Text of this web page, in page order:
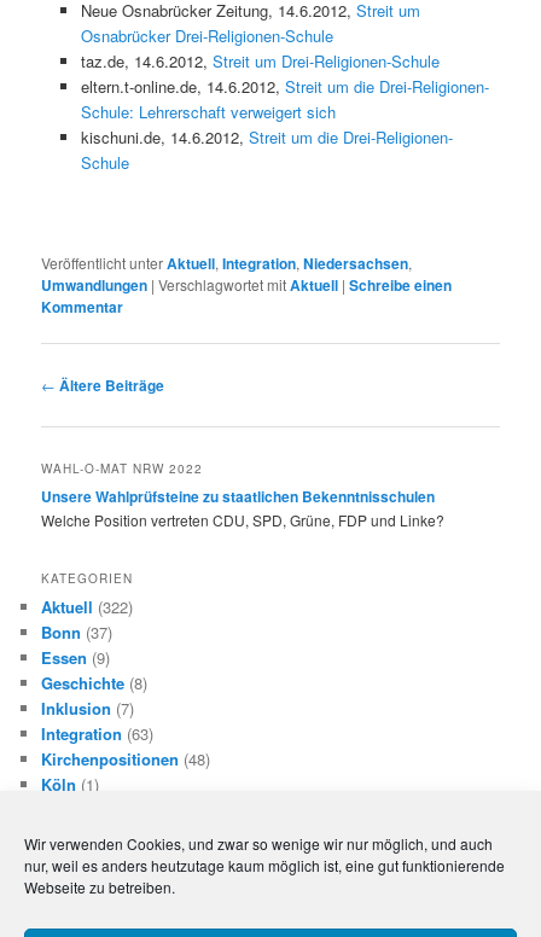
Wir verwenden Cookies, und zwar so wenige wir nur möglich, und auch
nur, weil es anders heutzutage kaum möglich ist, eine gut funktionierende
Webseite zu betreiben.
Neue Osnabrücker Zeitung, 14.6.2012, Streit um
Osnabrücker Drei-Religionen-Schule
taz.de, 14.6.2012, Streit um Drei-Religionen-Schule
eltern.t-online.de, 14.6.2012, Streit um die Drei-Religionen-
Schule: Lehrerschaft verweigert sich
kischuni.de, 14.6.2012, Streit um die Drei-Religionen-
Schule
Veröffentlicht unterAktuell,Integration,Niedersachsen,
Umwandlungen |Verschlagwortet mitAktuell |Schreibe einen
Kommentar
Beitragsnavigation
← Ältere Beiträge
WAHL-O-MAT NRW 2022
Unsere Wahlprüfsteine zu staatlichen Bekenntnisschulen
Welche Position vertreten CDU, SPD, Grüne, FDP und Linke?
KATEGORIEN
Aktuell (322)
Bonn (37)
Essen (9)
Geschichte (8)
Inklusion (7)
Integration (63)
Kirchenpositionen (48)
Köln (1)
Lehrkräfte an Bekenntnisschulen
(54)
Mönchengladbach(7)
Niedersachsen(16)